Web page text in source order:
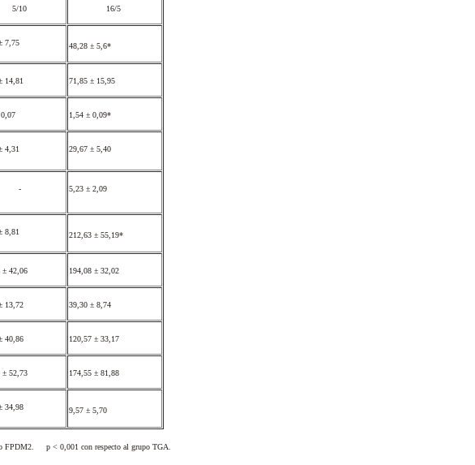
5/10 16/5
7,75 48,28 ± 5,6*
14,81 71,85 ± 15,95
1,54 ± 0,09*
4,31 29,67 ± 5,40
- 5,23 ± 2,09
8,81 212,63 ± 55,19*
± 42,06 194,08 ± 32,02
13,72 39,30 ± 8,74
40,86 120,57 ± 33,17
± 52,73 174,55 ± 81,88
34,98 9,57 ± 5,70
FPDM2.  p < 0,001 con respecto al grupo TGA.